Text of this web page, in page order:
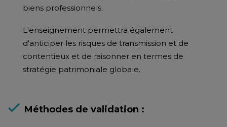
biens professionnels.
L'enseignement permettra également
d'anticiper les risques de transmission et de
contentieux et de raisonner en termes de
stratégie patrimoniale globale.
Méthodes de validation :